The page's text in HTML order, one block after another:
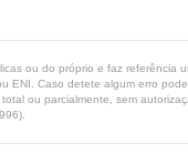
ou do próprio e faz referência
ENI. Caso detete algum erro
ou parcialmente, sem